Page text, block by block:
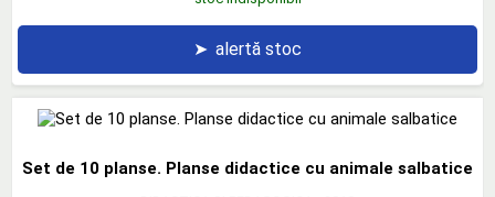
➤ alertă stoc
Set de 10 planse. Planse didactice cu animale salbatice